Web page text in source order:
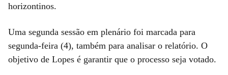
horizontinos.
Uma segunda sessão em plenário foi marcada para
segunda-feira (4), também para analisar o relatório. O
objetivo de Lopes é garantir que o processo seja votado.